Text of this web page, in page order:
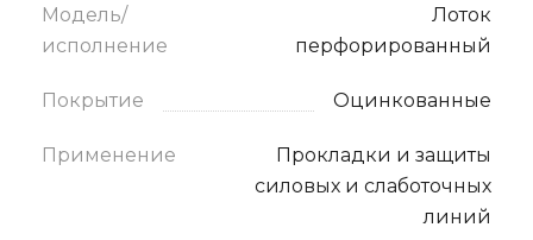
Модель/
исполнение
Лоток
перфорированный
Покрытие Оцинкованные
Применение
Прокладки и защиты
силовых и слаботочных
линий